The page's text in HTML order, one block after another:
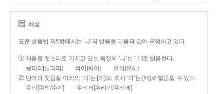
해설
표준 발음법 제5항에서는 ‘ㅢ’의 발음을 다음과 같이 규정하고 있다.
① 자음을 첫소리로 가지고 있는 음절의 ‘ㅢ’는 [ㅣ]로 발음한다.
늴리리[닐리리]
씌어[씨어]
유희[유히]
② 단어의 첫음절 이외의 ‘의’는 [이]로, 조사 ‘의’는 [에]로 발음할 수 있다.
주의[주의/주이]
우리의[우리의/우리에]